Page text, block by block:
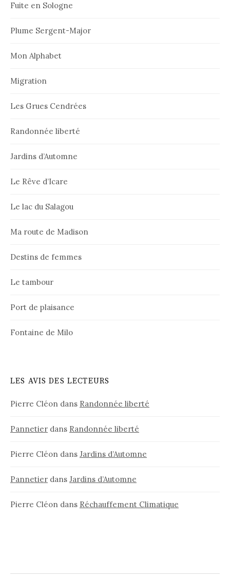
Fuite en Sologne
Plume Sergent-Major
Mon Alphabet
Migration
Les Grues Cendrées
Randonnée liberté
Jardins d’Automne
Le Rêve d’Icare
Le lac du Salagou
Ma route de Madison
Destins de femmes
Le tambour
Port de plaisance
Fontaine de Milo
LES AVIS DES LECTEURS
Pierre Cléon dans Randonnée liberté
Pannetier dans Randonnée liberté
Pierre Cléon dans Jardins d’Automne
Pannetier dans Jardins d’Automne
Pierre Cléon dans Réchauffement Climatique